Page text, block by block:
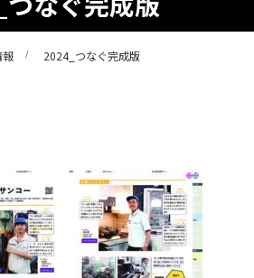
報
2024_つなぐ完成版